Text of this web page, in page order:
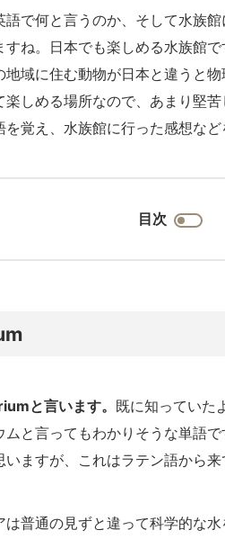
で何と言うのか、そして水族
ね。日本でも楽しめる水族館
地域に住む動物が日本と違うと
しめる場所なので、あまり堅
覚え、水族館に行った感想な
目次
と言います。 既に知っていた
ムと言ってもわかりそうな単語
ますが、これはラテン語から来
は普通の見ずと違って科学的な